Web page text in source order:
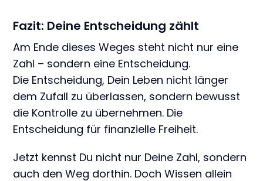
Fazit: Deine Entscheidung zählt
Am Ende dieses Weges steht nicht nur eine
Zahl – sondern eine Entscheidung.
Die Entscheidung, Dein Leben nicht länger
dem Zufall zu überlassen, sondern bewusst
die Kontrolle zu übernehmen. Die
Entscheidung für finanzielle Freiheit.
Jetzt kennst Du nicht nur Deine Zahl, sondern
auch den Weg dorthin. Doch Wissen allein